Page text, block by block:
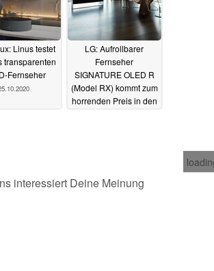
Linus testet
transparenten
Fernseher
LG: Aufrollbarer
Fernseher
SIGNATURE OLED R
(Model RX) kommt zum
horrenden Preis in den
interessiert Deine Meinung